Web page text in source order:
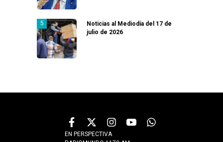
Noticias al Mediodía del 17 de
julio de 2026
EN PERSPECTIVA